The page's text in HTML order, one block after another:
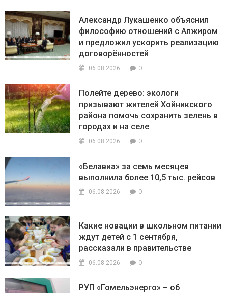
Александр Лукашенко объяснил
философию отношений с Алжиром
и предложил ускорить реализацию
договорённостей
06.08.2026 0
Полейте дерево: экологи
призывают жителей Хойникского
района помочь сохранить зелень в
городах и на селе
06.08.2026 0
«Белавиа» за семь месяцев
выполнила более 10,5 тыс. рейсов
06.08.2026 0
Какие новации в школьном питании
ждут детей с 1 сентября,
рассказали в правительстве
06.08.2026 0
РУП «Гомельэнерго» – об